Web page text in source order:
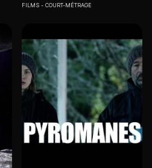
FILMS COURT-MÉTRAGE